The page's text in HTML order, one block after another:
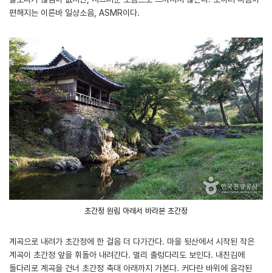
편해지는 이른바 일상소음, ASMR이다.
초간정 원림 아래서 바라본 초간정
계곡으로 내려가 초간정에 한 걸음 더 다가간다. 마을 뒷산에서 시작된 작은
계곡이 초간정 앞을 휘돌아 내려간다. 멀리 출렁다리도 보인다. 내친김에
돌다리로 계곡을 건너 초간정 축대 아래까지 가본다. 커다란 바위에 음각된